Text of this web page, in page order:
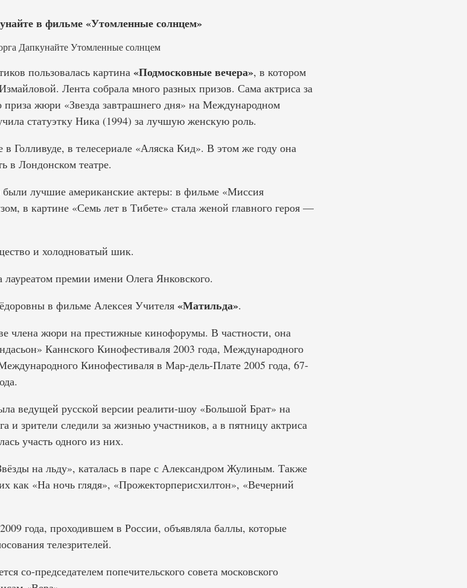
в фильме «Утомленные солнцем»
пользовалась картина «Подмосковные вечера», в котором
Лента собрала много разных призов. Сама актриса за
приза жюри «Звезда завтрашнего дня» на Международном
статуэтку Ника (1994) за лучшую женскую роль.
Голливуде, в телесериале «Аляска Кид». В этом же году она
в Лондонском театре.
были лучшие американские актеры: в фильме «Миссия
в картине «Семь лет в Тибете» стала женой главного героя —
и холодноватый шик.
премии имени Олега Янковского.
в фильме Алексея Учителя «Матильда».
члена жюри на престижные кинофорумы. В частности, она
Каннского Кинофестиваля 2003 года, Международного
Кинофестиваля в Мар-дель-Плате 2005 года, 67-
ведущей русской версии реалити-шоу «Большой Брат» на
и зрители следили за жизнью участников, а в пятницу актриса
участь одного из них.
на льду», каталась в паре с Александром Жулиным. Также
как «На ночь глядя», «Прожекторперисхилтон», «Вечерний
года, проходившем в России, объявляла баллы, которые
телезрителей.
со-председателем попечительского совета московского